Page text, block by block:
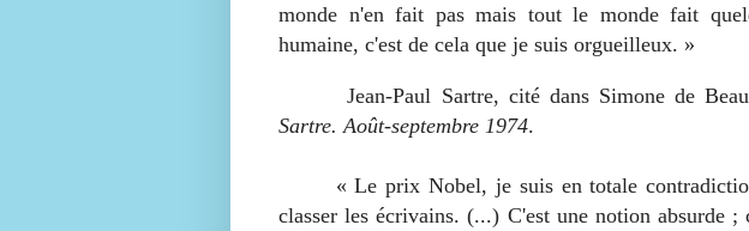
monde n'en fait pas mais tout le monde fait
humaine, c'est de cela que je suis orgueilleux. »
Jean-Paul Sartre, cité dans Simone de
Sartre. Août-septembre 1974.
« Le prix Nobel, je suis en totale
classer les écrivains. (...) C'est une notion absurde